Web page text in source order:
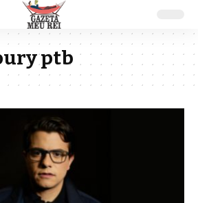
ptb